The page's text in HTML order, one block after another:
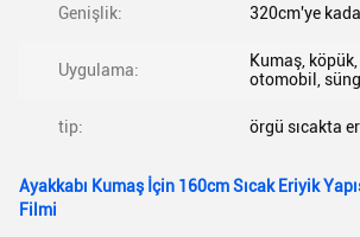
Genişlik: 320cm'ye
Uygulama:
Kumaş,
otomobil,
tip: örgü sıcakta
Ayakkabı Kumaş İçin 160cm Sıcak Eriyik
Filmi